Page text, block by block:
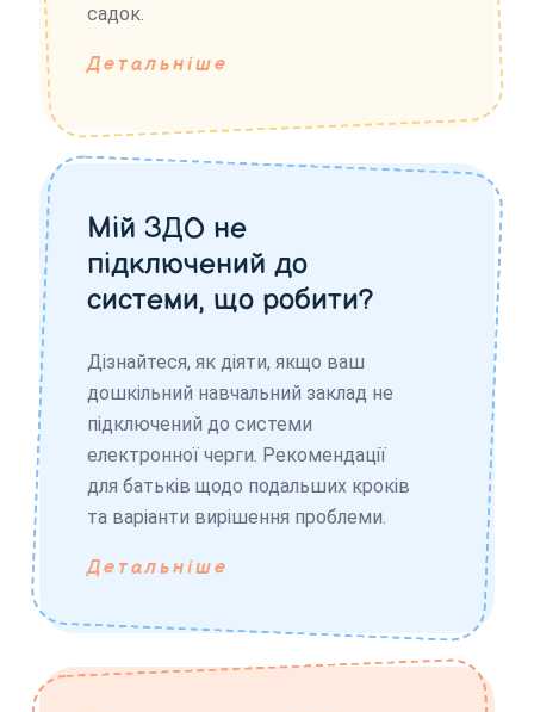
садок.
Детальніше
Мій ЗДО не
підключений до
системи, що робити?
Дізнайтеся, як діяти, якщо ваш
дошкільний навчальний заклад не
підключений до системи
електронної черги. Рекомендації
для батьків щодо подальших кроків
та варіанти вирішення проблеми.
Детальніше